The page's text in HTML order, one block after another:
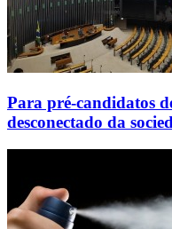
Para pré-candidatos
desconectado da